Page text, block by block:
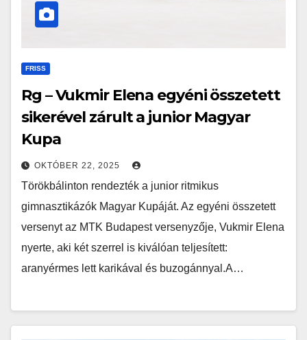
FRISS
Rg – Vukmir Elena egyéni összetett
sikerével zárult a junior Magyar
Kupa
OKTÓBER 22, 2025
Törökbálinton rendezték a junior ritmikus
gimnasztikázók Magyar Kupáját. Az egyéni összetett
versenyt az MTK Budapest versenyzője, Vukmir Elena
nyerte, aki két szerrel is kiválóan teljesített:
aranyérmes lett karikával és buzogánnyal.A…